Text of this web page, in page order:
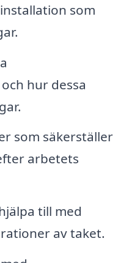
som
hur dessa
som säkerställer
arbetets
till med
av taket.